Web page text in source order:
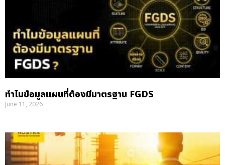
ทำไมข้อมูลแผนที่ต้องมีมาตรฐาน FGDS
June 11, 2026